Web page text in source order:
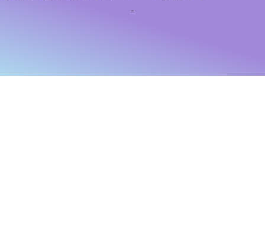
-